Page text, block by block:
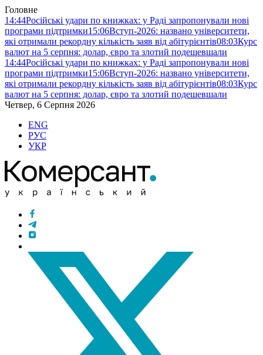
Головне
14:44Російські удари по книжках: у Раді запропонували нові
програми підтримки15:06Вступ-2026: названо університети,
які отримали рекордну кількість заяв від абітурієнтів08:03Курс
валют на 5 серпня: долар, євро та злотий подешевшали
14:44Російські удари по книжках: у Раді запропонували нові
програми підтримки15:06Вступ-2026: названо університети,
які отримали рекордну кількість заяв від абітурієнтів08:03Курс
валют на 5 серпня: долар, євро та злотий подешевшали
Четвер, 6 Серпня 2026
ENG
РУС
УКР